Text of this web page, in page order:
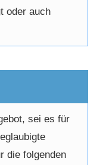
oder auch
sei es für
die folgenden